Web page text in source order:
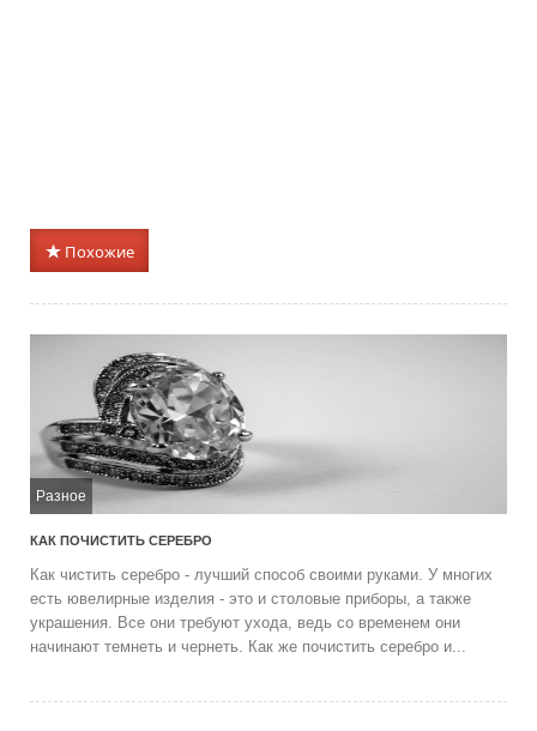
Похожие
Разное
КАК ПОЧИСТИТЬ СЕРЕБРО
Как чистить серебро - лучший способ своими руками. У многих
есть ювелирные изделия - это и столовые приборы, а также
украшения. Все они требуют ухода, ведь со временем они
начинают темнеть и чернеть. Как же почистить серебро и...